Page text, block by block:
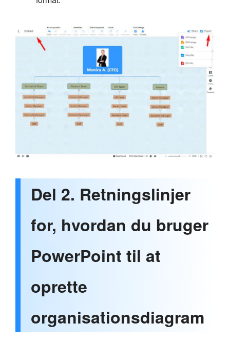
Del 2. Retningslinjer
for, hvordan du bruger
PowerPoint til at
oprette
organisationsdiagram